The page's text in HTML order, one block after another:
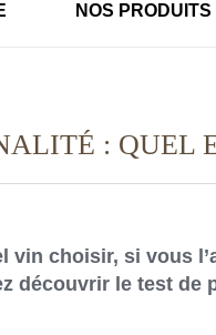
NOS PRODUITS
: QUEL
vin choisir, si vous
découvrir le test de